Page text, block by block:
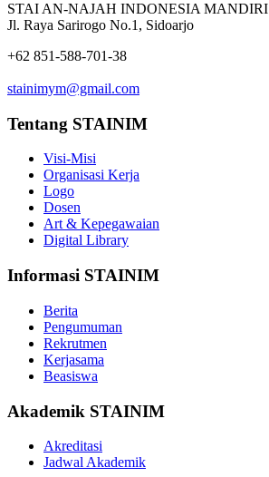
STAI AN-NAJAH INDONESIA MANDIRI
Jl. Raya Sarirogo No.1, Sidoarjo
+62 851-588-701-38
stainimym@gmail.com
Tentang STAINIM
Visi-Misi
Organisasi Kerja
Logo
Dosen
Art & Kepegawaian
Digital Library
Informasi STAINIM
Berita
Pengumuman
Rekrutmen
Kerjasama
Beasiswa
Akademik STAINIM
Akreditasi
Jadwal Akademik